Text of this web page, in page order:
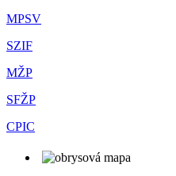
MPSV
SZIF
MŽP
SFŽP
CPIC